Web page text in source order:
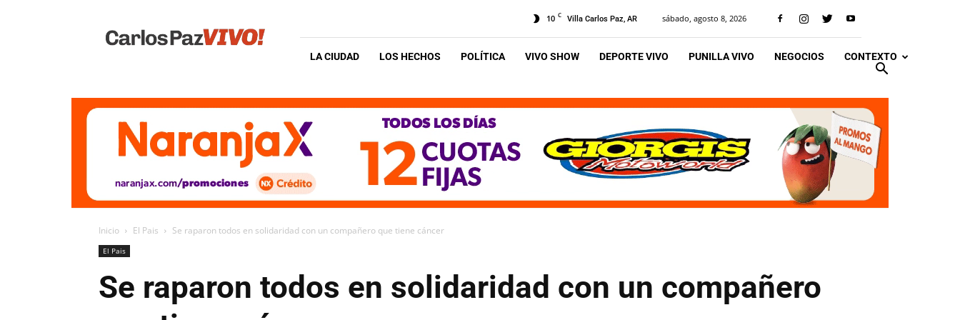
Vivo
10 C Villa Carlos Paz, AR sábado, agosto 8, 2026
LA CIUDAD LOS HECHOS POLÍTICA VIVO SHOW DEPORTE VIVO PUNILLA VIVO NEGOCIOS CONTEXTO
Inicio El Pais Se raparon todos en solidaridad con un compañero que tiene cáncer
El Pais
Se raparon todos en solidaridad con un compañero